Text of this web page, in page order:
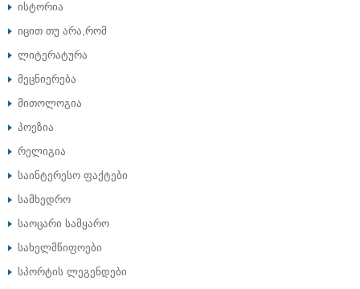
ისტორია
იცით თუ არა,რომ
ლიტერატურა
მეცნიერება
მითოლოგია
პოეზია
რელიგია
საინტერესო ფაქტები
სამხედრო
საოცარი სამყარო
სახელმწიფოები
სპორტის ლეგენდები